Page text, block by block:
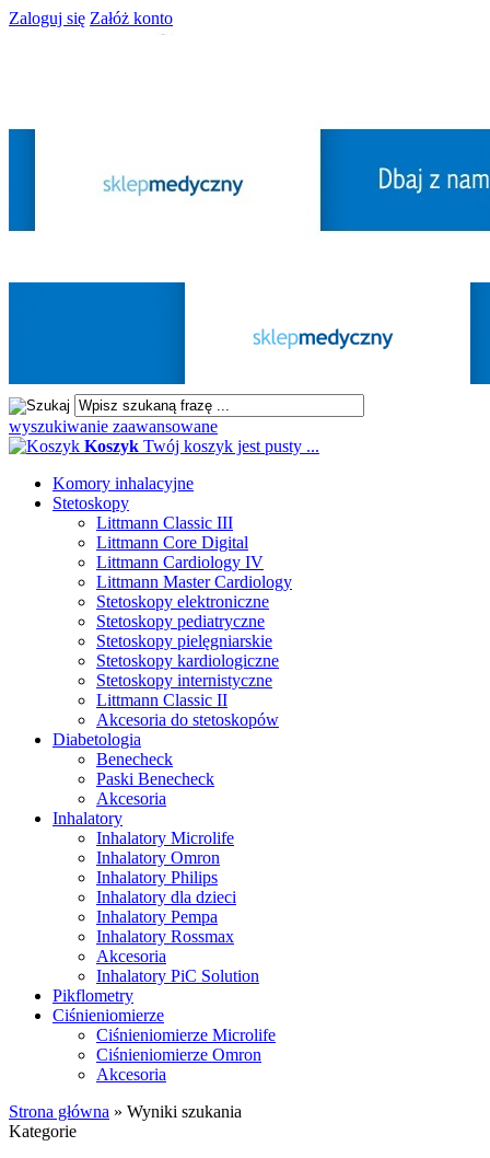
Zaloguj się Załóż konto
wyszukiwanie zaawansowane
Koszyk Twój koszyk jest pusty ...
Komory inhalacyjne
Stetoskopy
Littmann Classic III
Littmann Core Digital
Littmann Cardiology IV
Littmann Master Cardiology
Stetoskopy elektroniczne
Stetoskopy pediatryczne
Stetoskopy pielęgniarskie
Stetoskopy kardiologiczne
Stetoskopy internistyczne
Littmann Classic II
Akcesoria do stetoskopów
Diabetologia
Benecheck
Paski Benecheck
Akcesoria
Inhalatory
Inhalatory Microlife
Inhalatory Omron
Inhalatory Philips
Inhalatory dla dzieci
Inhalatory Pempa
Inhalatory Rossmax
Akcesoria
Inhalatory PiC Solution
Pikflometry
Ciśnieniomierze
Ciśnieniomierze Microlife
Ciśnieniomierze Omron
Akcesoria
Strona główna » Wyniki szukania
Kategorie